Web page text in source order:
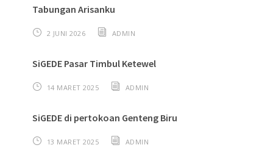
Tabungan Arisanku
2 JUNI 2026 ADMIN
SiGEDE Pasar Timbul Ketewel
14 MARET 2025 ADMIN
SiGEDE di pertokoan Genteng Biru
13 MARET 2025 ADMIN